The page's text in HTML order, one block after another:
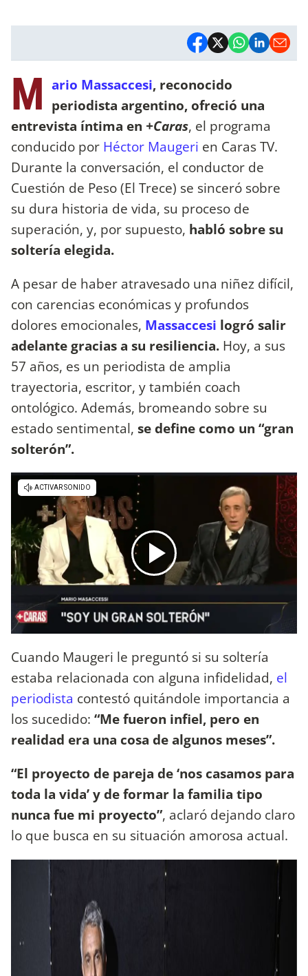
M ario Massaccesi, reconocido
periodista argentino, ofreció una
entrevista íntima en +Caras, el programa
conducido por Héctor Maugeri en Caras TV.
Durante la conversación, el conductor de
Cuestión de Peso (El Trece) se sinceró sobre
su dura historia de vida, su proceso de
superación, y, por supuesto, habló sobre su
soltería elegida.
A pesar de haber atravesado una niñez difícil,
con carencias económicas y profundos
dolores emocionales, Massaccesi logró salir
adelante gracias a su resiliencia. Hoy, a sus
57 años, es un periodista de amplia
trayectoria, escritor, y también coach
ontológico. Además, bromeando sobre su
estado sentimental, se define como un “gran
solterón”.
Cuando Maugeri le preguntó si su soltería
estaba relacionada con alguna infidelidad, el
periodista contestó quitándole importancia a
los sucedido: “Me fueron infiel, pero en
realidad era una cosa de algunos meses”.
“El proyecto de pareja de ‘nos casamos para
toda la vida’ y de formar la familia tipo
nunca fue mi proyecto”, aclaró dejando claro
lo que busca en su situación amorosa actual.